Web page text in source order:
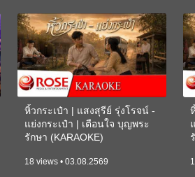
หิ้วกระเป๋า | แสงสุรีย์ รุ่งโรจน์ -
แย่งกระเป๋า | เตือนใจ บุญพระ
รักษา (KARAOKE)
18 views • 03.08.2569